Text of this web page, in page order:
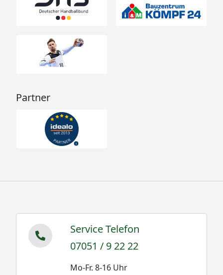
Partner
Service Telefon
07051 / 9 22 22
Mo-Fr. 8-16 Uhr